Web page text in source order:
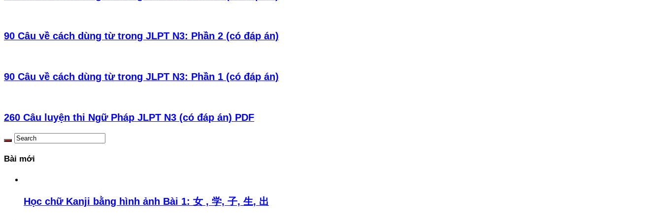
90 Câu về cách dùng từ trong JLPT N3: Phần 2 (có đáp án)
90 Câu về cách dùng từ trong JLPT N3: Phần 1 (có đáp án)
260 Câu luyện thi Ngữ Pháp JLPT N3 (có đáp án) PDF
Bài mới
Học chữ Kanji bằng hình ảnh Bài 1: 女 , 学, 子, 生, 出